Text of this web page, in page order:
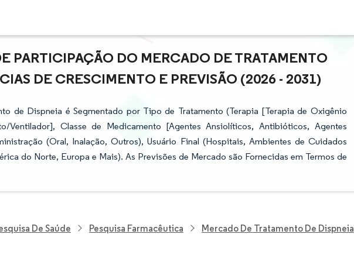
PARTICIPAÇÃO DO MERCADO DE TRATAMENTO
DE CRESCIMENTO E PREVISÃO (2026 - 2031)
de Dispneia é Segmentado por Tipo de Tratamento (Terapia [Terapia de Oxigênio
Ventilador], Classe de Medicamento [Agentes Ansiolíticos, Antibióticos, Agentes
(Oral, Inalação, Outros), Usuário Final (Hospitais, Ambientes de Cuidados
do Norte, Europa e Mais). As Previsões de Mercado são Fornecidas em Termos de
De Saúde Pesquisa Farmacêutica Mercado De Tratamento De Dispneia